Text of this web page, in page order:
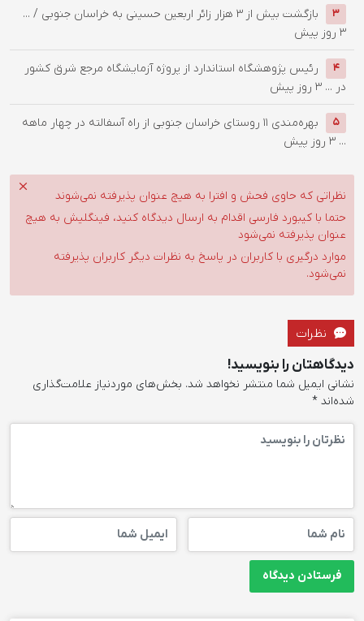
3
بازگشت بیش از ۳ هزار زائر اربعین حسینی به خراسان جنوبی / ...
3 روز پیش
4
رئیس پژوهشگاه استاندارد از پروژه آزمایشگاه مرجع شرق کشور
در ... 3 روز پیش
5
بهره‌مندی ۱۱ روستای خراسان جنوبی از راه آسفالته در چهار ماهه
... 3 روز پیش
نظراتی که حاوی فحش و افترا به هیچ عنوان پذیرفته نمی‌شوند
حتما با کیبورد فارسی اقدام به ارسال دیدگاه کنید، فینگلیش به هیچ
عنوان پذیرفته نمی‌شود
موارد درگیری با کاربران در پاسخ به نظرات دیگر کاربران پذیرفته
نمی‌شود.
نظرات
دیدگاهتان را بنویسید!
نشانی ایمیل شما منتشر نخواهد شد. بخش‌های موردنیاز علامت‌گذاری
شده‌اند *